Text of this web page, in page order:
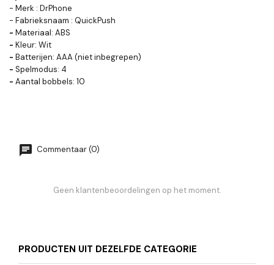
- Merk : DrPhone
- Fabrieksnaam : QuickPush
- Materiaal: ABS
- Kleur: Wit
- Batterijen: AAA (niet inbegrepen)
- Spelmodus: 4
- Aantal bobbels: 10
Commentaar (0)
Geen klantenbeoordelingen op het moment.
PRODUCTEN UIT DEZELFDE CATEGORIE